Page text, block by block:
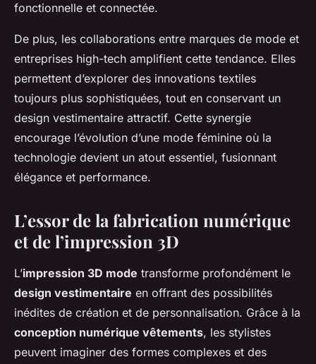
fonctionnelle et connectée.
De plus, les collaborations entre marques de mode et
entreprises high-tech amplifient cette tendance. Elles
permettent d’explorer des innovations textiles
toujours plus sophistiquées, tout en conservant un
design vestimentaire attractif. Cette synergie
encourage l’évolution d’une mode féminine où la
technologie devient un atout essentiel, fusionnant
élégance et performance.
L’essor de la fabrication numérique
et de l’impression 3D
L’impression 3D mode transforme profondément le
design vestimentaire en offrant des possibilités
inédites de création et de personnalisation. Grâce à la
conception numérique vêtements, les stylistes
peuvent imaginer des formes complexes et des